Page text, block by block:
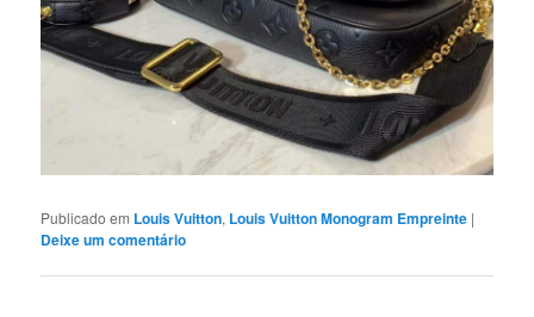
Publicado em Louis Vuitton, Louis Vuitton Monogram Empreinte |
Deixe um comentário